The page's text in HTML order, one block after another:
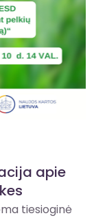
apie
tiesioginė